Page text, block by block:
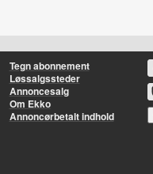
Tegn abonnement
Løssalgssteder
Annoncesalg
Om Ekko
Annoncørbetalt indhold